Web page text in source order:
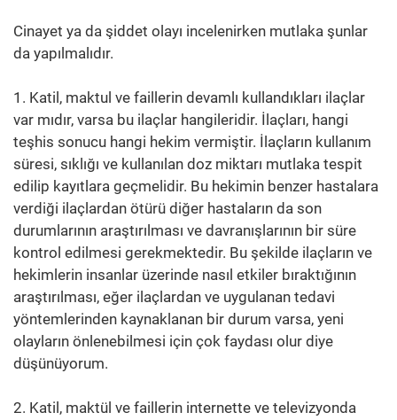
Cinayet ya da şiddet olayı incelenirken mutlaka şunlar
da yapılmalıdır.
1. Katil, maktul ve faillerin devamlı kullandıkları ilaçlar
var mıdır, varsa bu ilaçlar hangileridir. İlaçları, hangi
teşhis sonucu hangi hekim vermiştir. İlaçların kullanım
süresi, sıklığı ve kullanılan doz miktarı mutlaka tespit
edilip kayıtlara geçmelidir. Bu hekimin benzer hastalara
verdiği ilaçlardan ötürü diğer hastaların da son
durumlarının araştırılması ve davranışlarının bir süre
kontrol edilmesi gerekmektedir. Bu şekilde ilaçların ve
hekimlerin insanlar üzerinde nasıl etkiler bıraktığının
araştırılması, eğer ilaçlardan ve uygulanan tedavi
yöntemlerinden kaynaklanan bir durum varsa, yeni
olayların önlenebilmesi için çok faydası olur diye
düşünüyorum.
2. Katil, maktül ve faillerin internette ve televizyonda